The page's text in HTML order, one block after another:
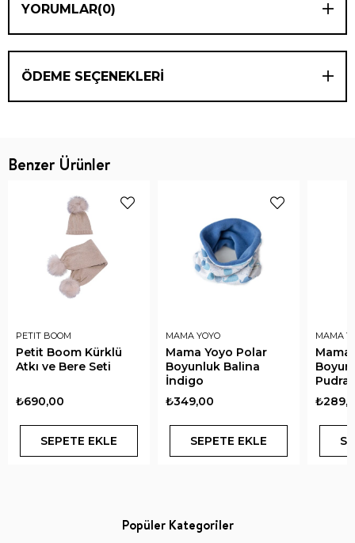
YORUMLAR(0)
ÖDEME SEÇENEKLERI
Benzer Ürünler
PETIT BOOM
Petit Boom Kürklü
Atkı ve Bere Seti
₺690,00
SEPETE EKLE
MAMA YOYO
Mama Yoyo Polar
Boyunluk Balina
İndigo
₺349,00
SEPETE EKLE
MAMA
Mama
Pudra
Popüler Kategoriler